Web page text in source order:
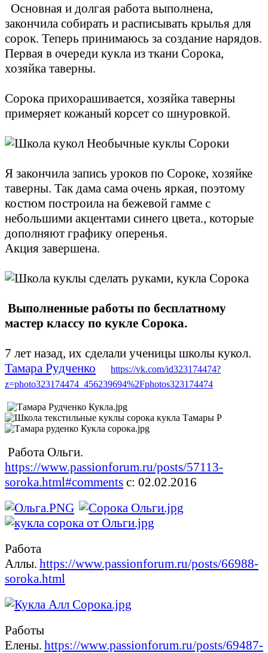
Основная и долгая работа выполнена,
закончила собирать и расписывать крылья для
сорок. Теперь принимаюсь за создание нарядов.
Первая в очереди кукла из ткани Сорока,
хозяйка таверны.
Сорока прихорашивается, хозяйка таверны
примеряет кожаный корсет со шнуровкой.
Я закончила запись уроков по Сороке, хозяйке
таверны. Так дама сама очень яркая, поэтому
костюм построила на бежевой гамме с
небольшими акцентами синего цвета., которые
дополняют графику оперенья.
Акция завершена.
Выполненные работы по бесплатному
мастер классу по кукле Сорока.
7 лет назад, их сделали ученицы школы кукол.
Тамара Рудченко
https://vk.com/id323174474?
z=photo323174474_456239694%2Fphotos323174474
Работа Ольги.
https://www.passionforum.ru/posts/57113-
soroka.html#comments с: 02.02.2016
Работа
Аллы. https://www.passionforum.ru/posts/66988-
soroka.html
Работы
Елены. https://www.passionforum.ru/posts/69487-